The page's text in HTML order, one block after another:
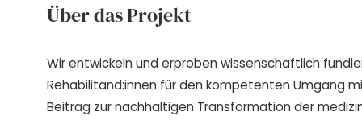
Über das Projekt
Wir entwickeln und erproben wissenschaftlich
Rehabilitand:innen für den kompetenten Umgang
Beitrag zur nachhaltigen Transformation der